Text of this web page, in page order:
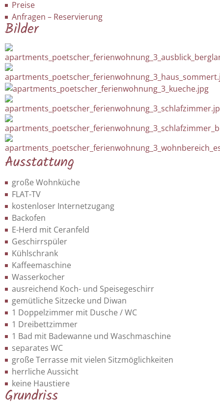
Preise
Anfragen – Reservierung
Bilder
Ausstattung
große Wohnküche
FLAT-TV
kostenloser Internetzugang
Backofen
E-Herd mit Ceranfeld
Geschirrspüler
Kühlschrank
Kaffeemaschine
Wasserkocher
ausreichend Koch- und Speisegeschirr
gemütliche Sitzecke und Diwan
1 Doppelzimmer mit Dusche / WC
1 Dreibettzimmer
1 Bad mit Badewanne und Waschmaschine
separates WC
große Terrasse mit vielen Sitzmöglichkeiten
herrliche Aussicht
keine Haustiere
Grundriss